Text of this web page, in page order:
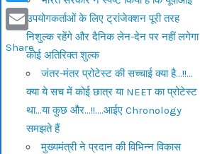
उपयोगकर्ताओं के लिए ट्रांजेक्शन पूरी तरह
निशुल्क रहेंगे और दैनिक लेन-देन पर नहीं लगेगा
कोई अतिरिक्त शुल्क
जंतर-मंतर प्रोटेस्ट की सच्चाई क्या है…!!…
क्या ये सच में कोई छात्र या NEET का प्रोटेस्ट
था…या कुछ और…!!….आईए Chronology
समझते हैं
मुख्यमंत्री ने प्रदान की विभिन्न विकास
Twitter
Email
Share